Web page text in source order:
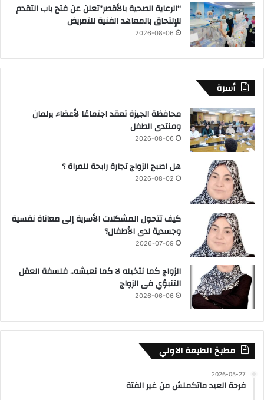
“الرعاية الصحية بالأقصر”تعلن عن فتح باب التقدم
للإلتحاق بالمعاهد الفنية للتمريض
2026-08-06
أسرة
محافظة الجيزة تعقد اجتماعًا لأعضاء برلمان
ومنتدى الطفل
2026-08-06
هل اصبح الزواج تجارة رابحة للمراة ؟
2026-08-02
كيف تتحول المشكلات الأسرية إلى معاناة نفسية
وجسدية لدى الأطفال؟
2026-07-09
الزواج كما نتخيله لا كما نعيشه.. فلسفة العقل
التنبؤي فى الزواج
2026-06-06
مطبخ الطبعة الاولي
2026-05-27
فرحة العيد ماتكملش من غير الفتة